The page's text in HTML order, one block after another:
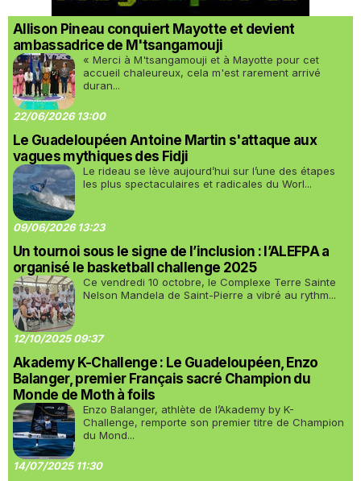
Allison Pineau conquiert Mayotte et devient
ambassadrice de M'tsangamouji
« Merci à M'tsangamouji et à Mayotte pour cet
accueil chaleureux, cela m'est rarement arrivé
duran...
22/06/2026 13:00
Le Guadeloupéen Antoine Martin s'attaque aux
vagues mythiques des Fidji
Le rideau se lève aujourd’hui sur l’une des étapes
les plus spectaculaires et radicales du Worl...
09/06/2026 13:23
Un tournoi sous le signe de l’inclusion : l’ALEFPA a
organisé le basketball challenge 2025
Ce vendredi 10 octobre, le Complexe Terre Sainte
Nelson Mandela de Saint-Pierre a vibré au rythm...
12/10/2025 09:37
Akademy K-Challenge : Le Guadeloupéen, Enzo
Balanger, premier Français sacré Champion du
Monde de Moth à foils
Enzo Balanger, athlète de l’Akademy by K-
Challenge, remporte son premier titre de Champion
du Mond...
14/07/2025 11:30